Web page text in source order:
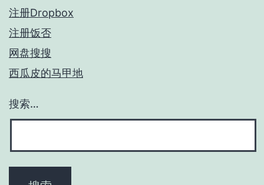
注册Dropbox
注册饭否
网盘搜搜
西瓜皮的马甲地
搜索…